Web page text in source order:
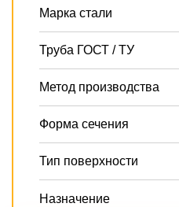
Марка стали
Труба ГОСТ / ТУ
Метод производства
Форма сечения
Тип поверхности
Назначение